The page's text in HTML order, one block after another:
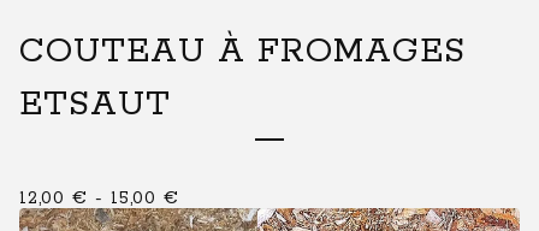
COUTEAU À FROMAGES
ETSAUT
12,00 € - 15,00 €